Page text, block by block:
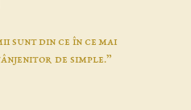
sunt din ce în ce mai
de simple.”